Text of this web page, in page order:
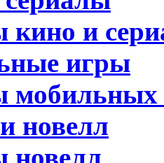
кино и
игры
мобильных
новелл